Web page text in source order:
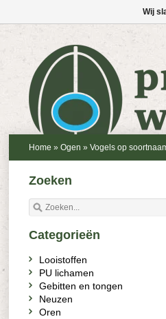
Home » Ogen » Vogels op
Zoeken
Categorieën
Looistoffen
PU lichamen
Gebitten en tongen
Neuzen
Oren
Wij